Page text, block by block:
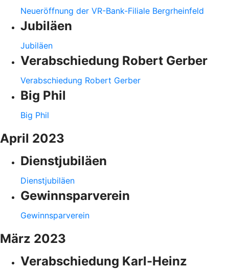
Neueröffnung der VR-Bank-Filiale Bergrheinfeld
Jubiläen
Jubiläen
Verabschiedung Robert Gerber
Verabschiedung Robert Gerber
Big Phil
Big Phil
April 2023
Dienstjubiläen
Dienstjubiläen
Gewinnsparverein
Gewinnsparverein
März 2023
Verabschiedung Karl-Heinz